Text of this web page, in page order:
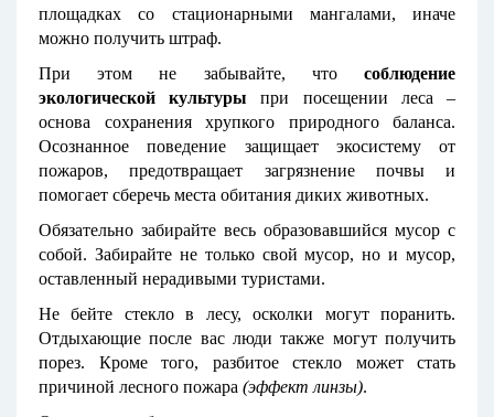
площадках со стационарными мангалами, иначе
можно получить штраф.
При этом не забывайте, чтособлюдение
экологической культуры при посещении леса –
основа сохранения хрупкого природного баланса.
Осознанное поведение защищает экосистему от
пожаров, предотвращает загрязнение почвы и
помогает сберечь места обитания диких животных.
Обязательно забирайте весь образовавшийся мусор с
собой. Забирайте не только свой мусор, но и мусор,
оставленный нерадивыми туристами.
Не бейте стекло в лесу, осколки могут поранить.
Отдыхающие после вас люди также могут получить
порез. Кроме того, разбитое стекло может стать
причиной лесного пожара (эффект линзы).